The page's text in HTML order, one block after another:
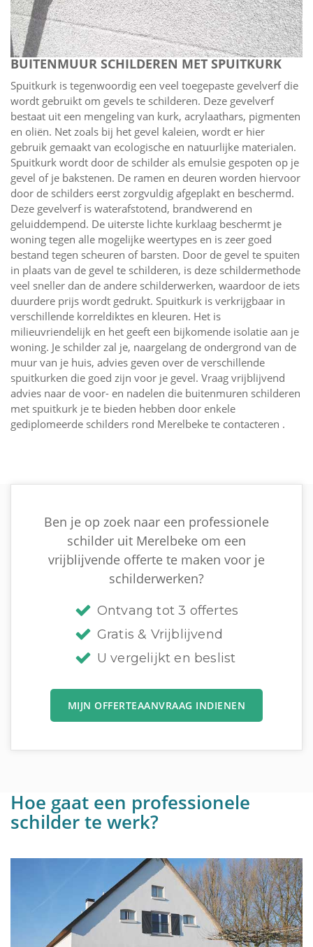
BUITENMUUR SCHILDEREN MET SPUITKURK
Spuitkurk is tegenwoordig een veel toegepaste gevelverf die
wordt gebruikt om gevels te schilderen. Deze gevelverf
bestaat uit een mengeling van kurk, acrylaathars, pigmenten
en oliën. Net zoals bij het gevel kaleien, wordt er hier
gebruik gemaakt van ecologische en natuurlijke materialen.
Spuitkurk wordt door de schilder als emulsie gespoten op je
gevel of je bakstenen. De ramen en deuren worden hiervoor
door de schilders eerst zorgvuldig afgeplakt en beschermd.
Deze gevelverf is waterafstotend, brandwerend en
geluiddempend. De uiterste lichte kurklaag beschermt je
woning tegen alle mogelijke weertypes en is zeer goed
bestand tegen scheuren of barsten. Door de gevel te spuiten
in plaats van de gevel te schilderen, is deze schildermethode
veel sneller dan de andere schilderwerken, waardoor de iets
duurdere prijs wordt gedrukt. Spuitkurk is verkrijgbaar in
verschillende korreldiktes en kleuren. Het is
milieuvriendelijk en het geeft een bijkomende isolatie aan je
woning. Je schilder zal je, naargelang de ondergrond van de
muur van je huis, advies geven over de verschillende
spuitkurken die goed zijn voor je gevel. Vraag vrijblijvend
advies naar de voor- en nadelen die buitenmuren schilderen
met spuitkurk je te bieden hebben door enkele
gediplomeerde schilders rond Merelbeke te contacteren .
Ben je op zoek naar een professionele
schilder uit Merelbeke om een
vrijblijvende offerte te maken voor je
schilderwerken?
Ontvang tot 3 offertes
Gratis & Vrijblijvend
U vergelijkt en beslist
MIJN OFFERTEAANVRAAG INDIENEN
Hoe gaat een professionele
schilder te werk?